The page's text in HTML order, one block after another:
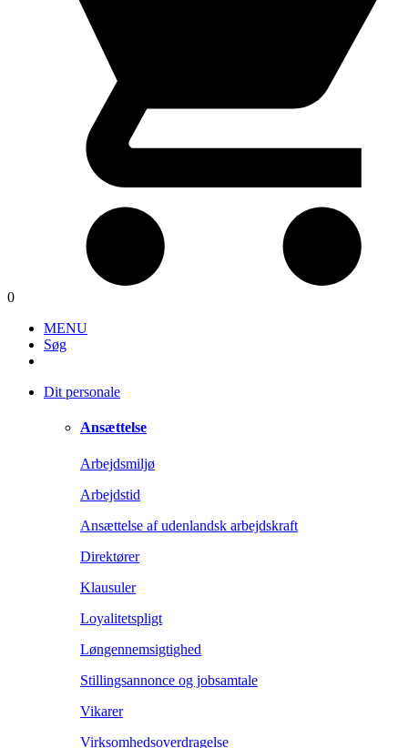
0
MENU
Søg
Dit personale
Ansættelse
Arbejdsmiljø
Arbejdstid
Ansættelse af udenlandsk arbejdskraft
Direktører
Klausuler
Loyalitetspligt
Løngennemsigtighed
Stillingsannonce og jobsamtale
Vikarer
Virksomhedsoverdragelse